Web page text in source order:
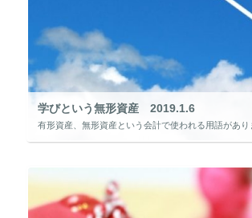
学びという無形資産 2019.1.6